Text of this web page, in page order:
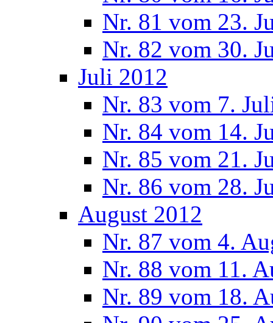
Nr. 81 vom 23.
Nr. 82 vom 30.
Juli 2012
Nr. 83 vom 7.
Nr. 84 vom 14.
Nr. 85 vom 21.
Nr. 86 vom 28.
August 2012
Nr. 87 vom 4.
Nr. 88 vom 11.
Nr. 89 vom 18.